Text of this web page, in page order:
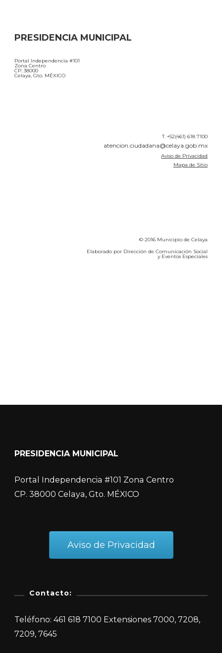
PRESIDENCIA MUNICIPAL
Portal Independencia #101
Zona Centro
CP. 38000
Celaya, Gto. MÉXICO
T. +52(461) 618 7100
atencion.ciudadana@celaya.gob.mx
Aviso de Privacidad
Mapa de Sitio
© 2016 Municipio de Celaya
Elaborado por Dirección de Comunicación Social
y Eventos Especiales
PRESIDENCIA MUNICIPAL
Portal Independencia #101 Zona Centro
CP. 38000 Celaya, Gto. MÉXICO
Aviso de Privacidad
Contacto:
Teléfono: 461 618 7100 Extensiones 7000, 7208,
7209, 7645